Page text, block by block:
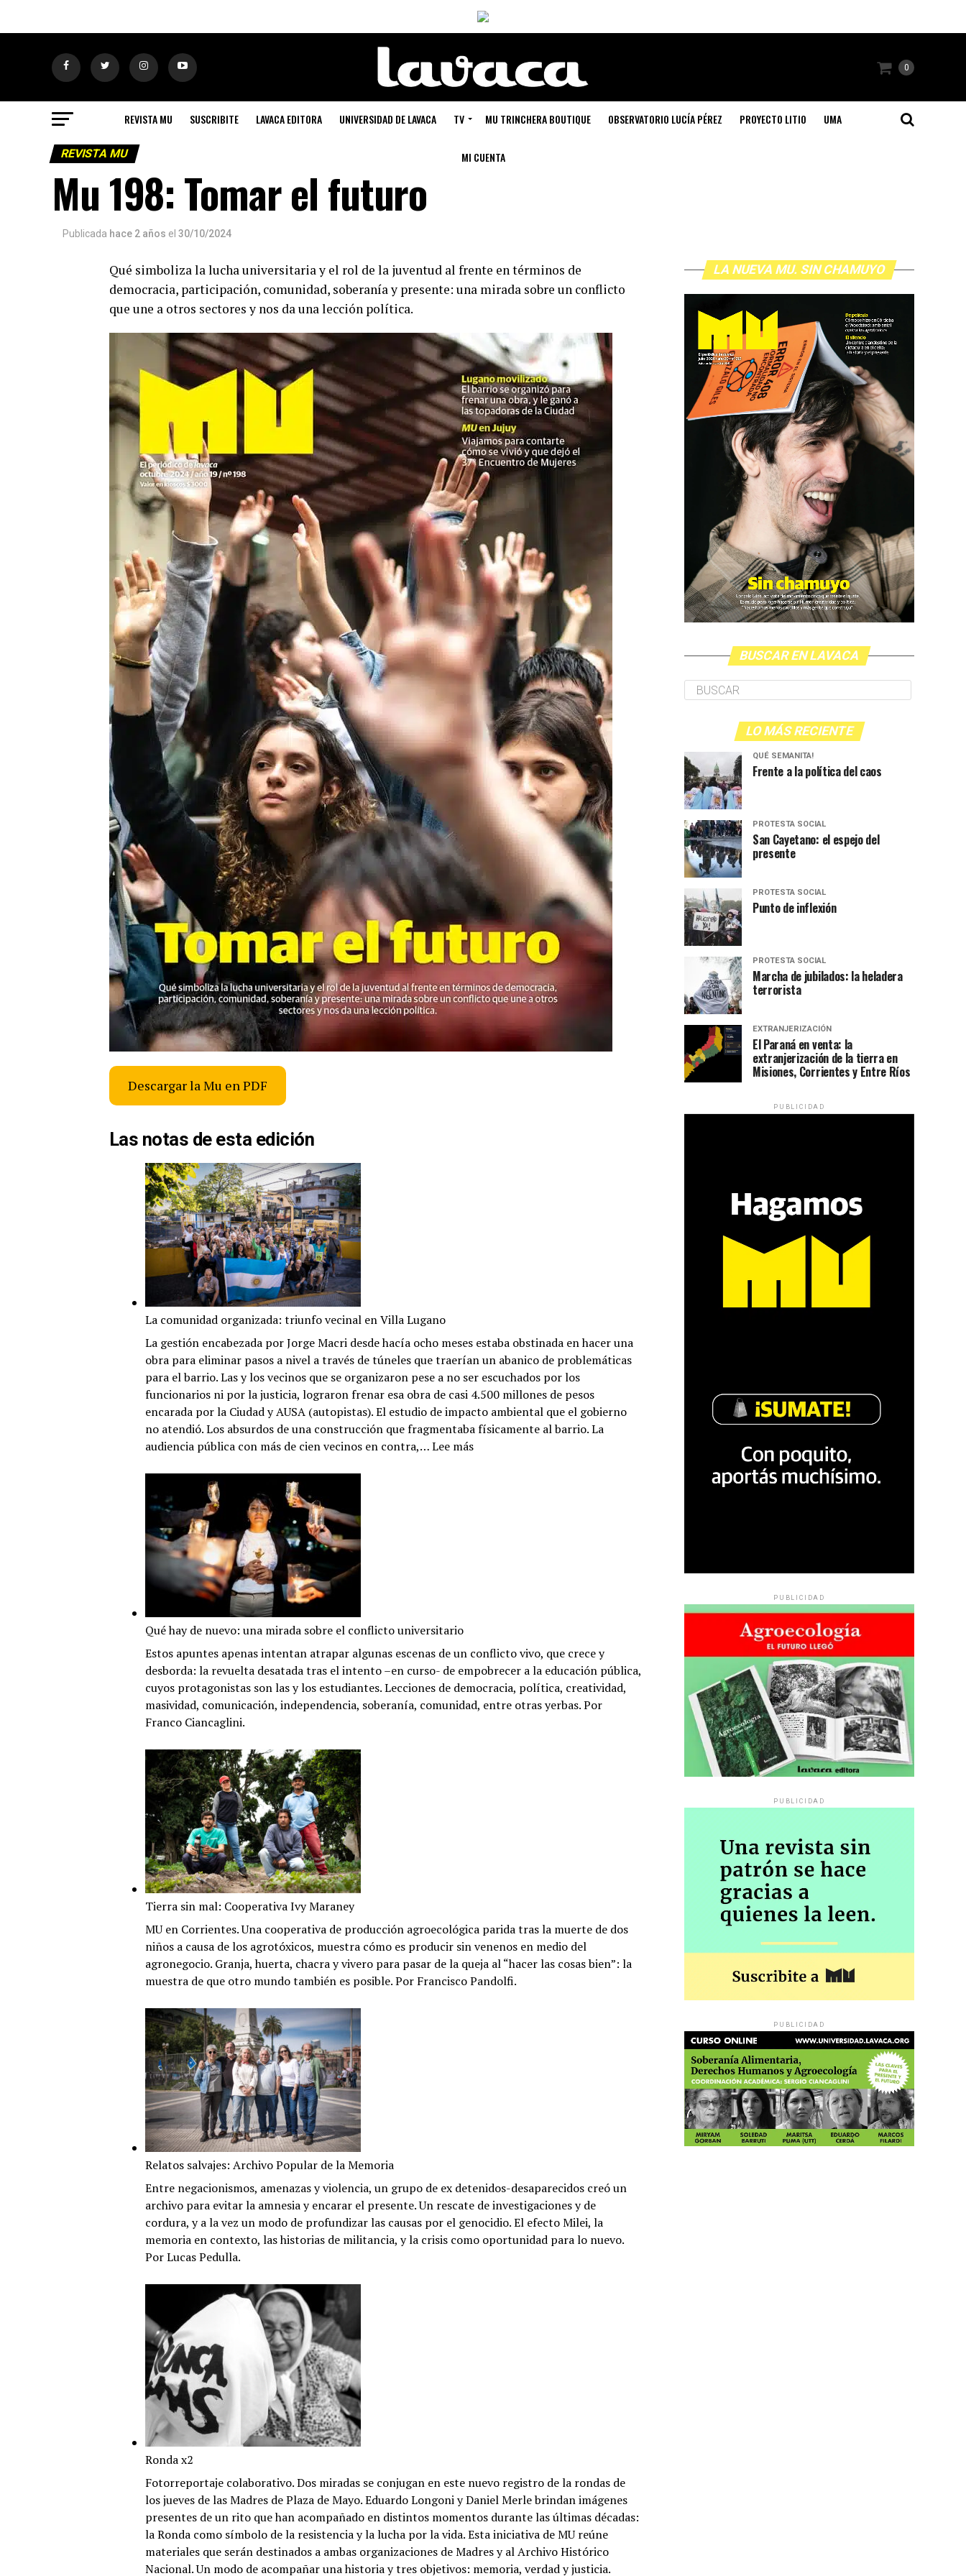
0
REVISTA MU SUSCRIBITE LAVACA EDITORA UNIVERSIDAD DE LAVACA TV MU TRINCHERA BOUTIQUE OBSERVATORIO LUCÍA PÉREZ PROYECTO LITIO UMA
MI CUENTA
REVISTA MU
Mu 198: Tomar el futuro
Publicada hace 2 años el 30/10/2024
Qué simboliza la lucha universitaria y el rol de la juventud al frente en términos de
democracia, participación, comunidad, soberanía y presente: una mirada sobre un conflicto
que une a otros sectores y nos da una lección política.
Descargar la Mu en PDF
Las notas de esta edición
La comunidad organizada: triunfo vecinal en Villa Lugano
La gestión encabezada por Jorge Macri desde hacía ocho meses estaba obstinada en hacer una
obra para eliminar pasos a nivel a través de túneles que traerían un abanico de problemáticas
para el barrio. Las y los vecinos que se organizaron pese a no ser escuchados por los
funcionarios ni por la justicia, lograron frenar esa obra de casi 4.500 millones de pesos
encarada por la Ciudad y AUSA (autopistas). El estudio de impacto ambiental que el gobierno
no atendió. Los absurdos de una construcción que fragmentaba físicamente al barrio. La
audiencia pública con más de cien vecinos en contra,…Lee más:
Qué hay de nuevo: una mirada sobre el conflicto universitario
Estos apuntes apenas intentan atrapar algunas escenas de un conflicto vivo, que crece y
desborda: la revuelta desatada tras el intento –en curso- de empobrecer a la educación pública,
cuyos protagonistas son las y los estudiantes. Lecciones de democracia, política, creatividad,
masividad, comunicación, independencia, soberanía, comunidad, entre otras yerbas. Por
Franco Ciancaglini.
Tierra sin mal: Cooperativa Ivy Maraney
MU en Corrientes. Una cooperativa de producción agroecológica parida tras la muerte de dos
niños a causa de los agrotóxicos, muestra cómo es producir sin venenos en medio del
agronegocio. Granja, huerta, chacra y vivero para pasar de la queja al “hacer las cosas bien”: la
muestra de que otro mundo también es posible. Por Francisco Pandolfi.
Relatos salvajes: Archivo Popular de la Memoria
Entre negacionismos, amenazas y violencia, un grupo de ex detenidos-desaparecidos creó un
archivo para evitar la amnesia y encarar el presente. Un rescate de investigaciones y de
cordura, y a la vez un modo de profundizar las causas por el genocidio. El efecto Milei, la
memoria en contexto, las historias de militancia, y la crisis como oportunidad para lo nuevo.
Por Lucas Pedulla.
Ronda x2
Fotorreportaje colaborativo. Dos miradas se conjugan en este nuevo registro de la rondas de
los jueves de las Madres de Plaza de Mayo. Eduardo Longoni y Daniel Merle brindan imágenes
presentes de un rito que han acompañado en distintos momentos durante las últimas décadas:
la Ronda como símbolo de la resistencia y la lucha por la vida. Esta iniciativa de MU reúne
materiales que serán destinados a ambas organizaciones de Madres y al Archivo Histórico
Nacional. Un modo de acompañar una historia y tres objetivos: memoria, verdad y justicia.
LA NUEVA MU. SIN CHAMUYO
BUSCAR EN LAVACA
LO MÁS RECIENTE
QUÉ SEMANITA!
Frente a la política del caos
PROTESTA SOCIAL
San Cayetano: el espejo del
presente
PROTESTA SOCIAL
Punto de inflexión
PROTESTA SOCIAL
Marcha de jubilados: la heladera
terrorista
EXTRANJERIZACIÓN
El Paraná en venta: la
extranjerización de la tierra en
Misiones, Corrientes y Entre Ríos
PUBLICIDAD
PUBLICIDAD
PUBLICIDAD
PUBLICIDAD